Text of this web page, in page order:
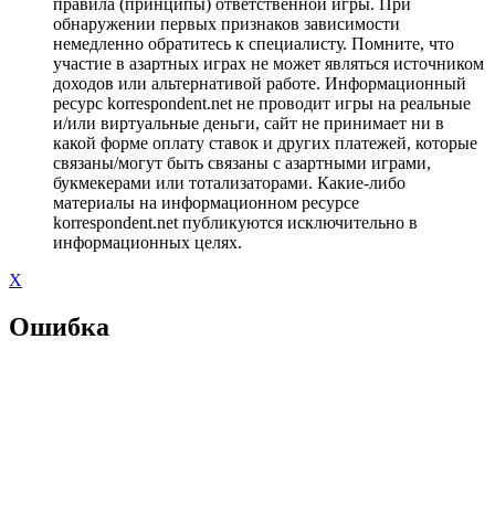
правила (принципы) ответственной игры. При
обнаружении первых признаков зависимости
немедленно обратитесь к специалисту. Помните, что
участие в азартных играх не может являться источником
доходов или альтернативой работе. Информационный
ресурс korrespondent.net не проводит игры на реальные
и/или виртуальные деньги, сайт не принимает ни в
какой форме оплату ставок и других платежей, которые
связаны/могут быть связаны с азартными играми,
букмекерами или тотализаторами. Какие-либо
материалы на информационном ресурсе
korrespondent.net публикуются исключительно в
информационных целях.
X
Ошибка